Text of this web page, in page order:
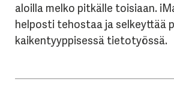
aloilla melko pitkälle toisiaan.
helposti tehostaa ja selkeyttää
kaikentyyppisessä tietotyössä.